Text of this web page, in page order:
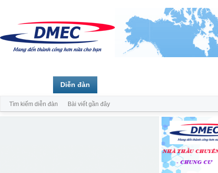
Diễn đàn
Tìm kiếm diễn đàn Bài viết gần đây